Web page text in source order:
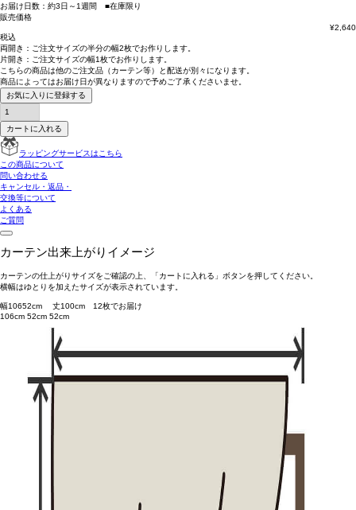
お届け日数：約3日～1週間 ■在庫限り
販売価格
¥2,640
税込
両開き： ご注文サイズの半分の幅2枚でお作りします。
片開き： ご注文サイズの幅1枚でお作りします。
こちらの商品は他のご注文品（カーテン等）と配送が別々 になります。
商品によってはお届け日が異なりますので予めご了承くださいませ。
お気に入りに登録する
カートに入れる
ラッピングサービスはこちら
この商品について
問い合わせる
キャンセル・返品・
交換等について
よくある
ご質問
カーテン出来上がりイメージ
カーテンの仕上がりサイズをご確認の上、「カートに入れる」ボタンを押してください。
横幅はゆとりを加えたサイズが表示されています。
幅10652cm 丈100cm 12枚でお届け
106cm 52cm 52cm